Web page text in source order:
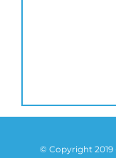
© Copyright 2019